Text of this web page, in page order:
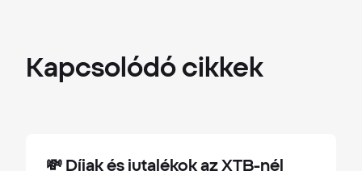
Kapcsolódó cikkek
💸 Díjak és jutalékok az XTB-nél